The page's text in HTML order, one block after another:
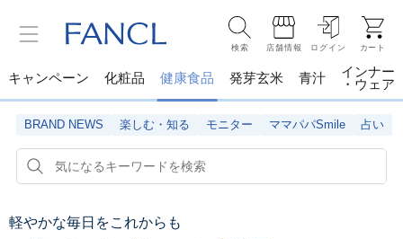
検索 店舗情報 ログイン カート
キャンペーン 化粧品 健康食品 発芽玄米 青汁
インナー
・ウェア
BRAND NEWS 楽しむ・知る モニター ママパパSmile 占い
軽やかな毎日をこれからも